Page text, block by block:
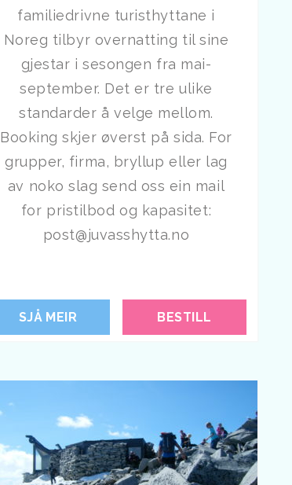
familiedrivne turisthyttane i
Noreg tilbyr overnatting til sine
gjestar i sesongen fra mai-
september. Det er tre ulike
standarder å velge mellom.
Booking skjer øverst på sida. For
grupper, firma, bryllup eller lag
av noko slag send oss ein mail
for pristilbod og kapasitet:
post@juvasshytta.no
SJÅ MEIR BESTILL